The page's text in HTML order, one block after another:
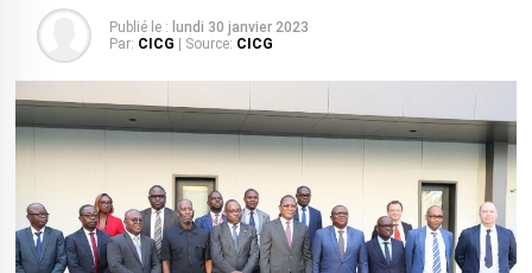
Publié le : lundi 30 janvier 2023
Par: CICG | Source: CICG